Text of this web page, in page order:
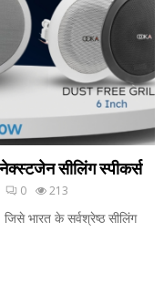
सीलिंग स्पीकर्स
0 213
भारत के सर्वश्रेष्ठ सीलिंग